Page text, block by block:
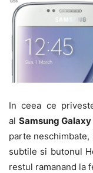
In ceea ce
al Samsung Galaxy
parte
subtile si butonul
restul ramanand la